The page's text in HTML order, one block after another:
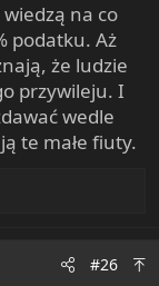
na co
podatku. Aż
że ludzie
przywileju. I
wedle
te małe fiuty.
#26